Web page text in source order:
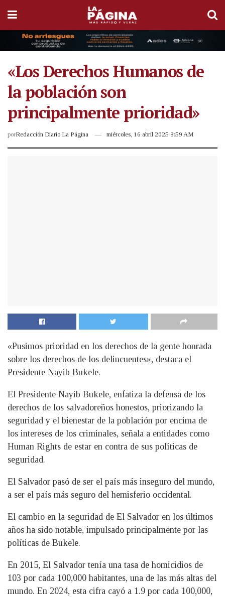
«Los Derechos Humanos de
la población son
principalmente prioridad»
porRedacción Diario La Página miércoles, 16 abril 2025 8:59 AM
«Pusimos prioridad en los derechos de la gente honrada
sobre los derechos de los delincuentes», destaca el
Presidente Nayib Bukele.
El Presidente Nayib Bukele, enfatiza la defensa de los
derechos de los salvadoreños honestos, priorizando la
seguridad y el bienestar de la población por encima de
los intereses de los criminales, señala a entidades como
Human Rights de estar en contra de sus políticas de
seguridad.
El Salvador pasó de ser el país más inseguro del mundo,
a ser el país más seguro del hemisferio occidental.
El cambio en la seguridad de El Salvador en los últimos
años ha sido notable, impulsado principalmente por las
políticas de Bukele.
En 2015, El Salvador tenía una tasa de homicidios de
103 por cada 100,000 habitantes, una de las más altas del
mundo. En 2024, esta cifra cayó a 1.9 por cada 100,000,